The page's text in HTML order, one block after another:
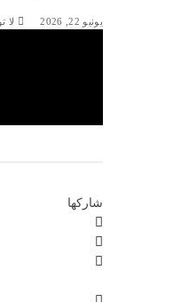
يونيو 22, 2026 لا
شاركها